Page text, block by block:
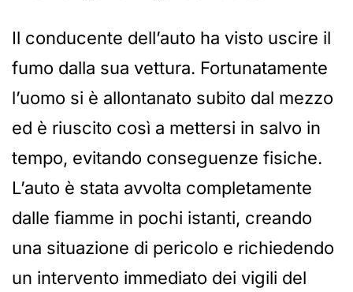
Il conducente dell’auto ha visto uscire il
fumo dalla sua vettura. Fortunatamente
l’uomo si è allontanato subito dal mezzo
ed è riuscito così a mettersi in salvo in
tempo, evitando conseguenze fisiche.
L’auto è stata avvolta completamente
dalle fiamme in pochi istanti, creando
una situazione di pericolo e richiedendo
un intervento immediato dei vigili del